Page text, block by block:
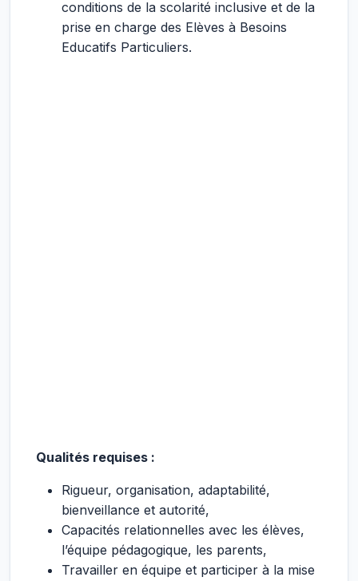
conditions de la scolarité inclusive et de la
prise en charge des Elèves à Besoins
Educatifs Particuliers.
Qualités requises :
Rigueur, organisation, adaptabilité,
bienveillance et autorité,
Capacités relationnelles avec les élèves,
l’équipe pédagogique, les parents,
Travailler en équipe et participer à la mise